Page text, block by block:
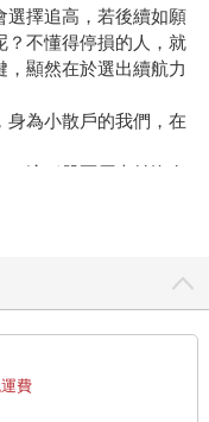
選擇追高，若後續如願
？不懂得停損的人，就
顯然在於選出續航力
身為小散戶的我們，在
這種股票原本並沒有
會大幅上漲，若能掌
的價差。
？首先要觀察K 棒的
再轉下去，下跌了再轉
山會有好幾個山頂和
費